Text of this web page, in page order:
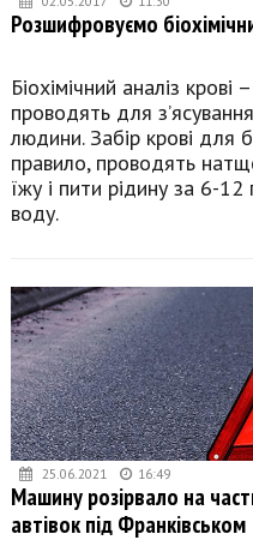
Розшифровуємо
Біохімічний аналіз
проводять для
людини. Забір крові для
правило, проводять
їжу і пити рідину за 6-
воду.
25.06.2021 16:49
Машину розірвало на
автівок під Франківськом